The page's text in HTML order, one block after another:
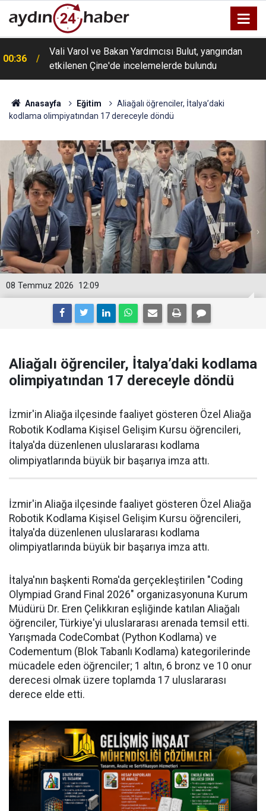
00:36
Vali Varol ve Bakan Yardımcısı Bulut, yangından
etkilenen Çine'de incelemelerde bulundu
Anasayfa Eğitim
Aliağalı öğrenciler, İtalya’daki
kodlama olimpiyatından 17 dereceyle döndü
12:09
08 Temmuz 2026
Aliağalı öğrenciler, İtalya’daki kodlama
olimpiyatından 17 dereceyle döndü
İzmir'in Aliağa ilçesinde faaliyet gösteren Özel Aliağa
Robotik Kodlama Kişisel Gelişim Kursu öğrencileri,
İtalya'da düzenlenen uluslararası kodlama
olimpiyatlarında büyük bir başarıya imza attı.
İzmir'in Aliağa ilçesinde faaliyet gösteren Özel Aliağa
Robotik Kodlama Kişisel Gelişim Kursu öğrencileri,
İtalya'da düzenlenen uluslararası kodlama
olimpiyatlarında büyük bir başarıya imza attı.
İtalya'nın başkenti Roma'da gerçekleştirilen "Coding
Olympiad Grand Final 2026" organizasyonuna Kurum
Müdürü Dr. Eren Çelikkıran eşliğinde katılan Aliağalı
öğrenciler, Türkiye'yi uluslararası arenada temsil etti.
Yarışmada CodeCombat (Python Kodlama) ve
Codementum (Blok Tabanlı Kodlama) kategorilerinde
mücadele eden öğrenciler; 1 altın, 6 bronz ve 10 onur
derecesi olmak üzere toplamda 17 uluslararası
derece elde etti.